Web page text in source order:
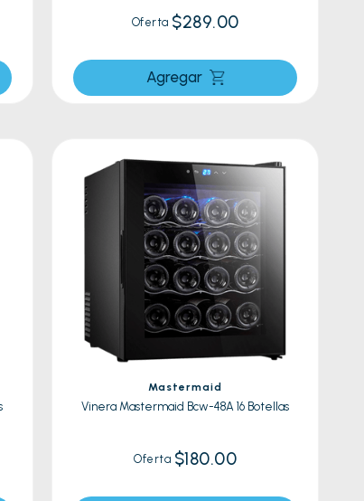
Oferta $289.00
Agregar
Mastermaid
Vinera Mastermaid Bcw-48A 16 Botellas
Oferta $180.00